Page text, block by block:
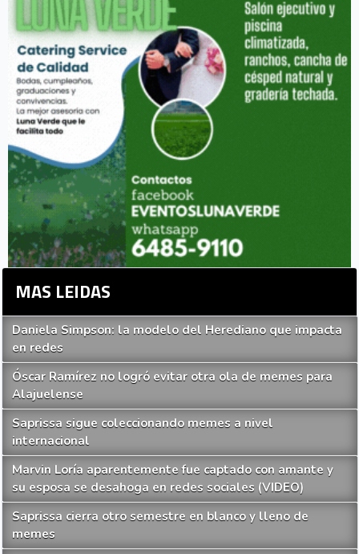
MAS LEIDAS
Daniela Simpson: la modelo del Herediano que impacta
en redes
Óscar Ramírez no logró evitar otra ola de memes para
Alajuelense
Saprissa sigue coleccionando memes a nivel
internacional
Marvin Loría aparentemente fue captado con amante y
su esposa se desahoga en redes sociales (VIDEO)
Saprissa cierra otro semestre en blanco y lleno de
memes